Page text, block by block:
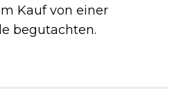
Kauf von einer
begutachten.